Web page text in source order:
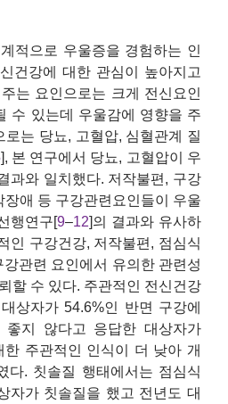
적으로 우울증을 경험하는 인
건강에 대한 관심이 높아지고
는 요인으로는 크게 전신요인
수 있는데 우울감에 영향을 주
로는 당뇨, 고혈압, 심혈관계 질
], 본 연구에서 당뇨, 고혈압이 우
과와 일치했다. 저작불편, 구강
애 등 구강관련요인들이 우울
행연구[9–12]의 결과와 유사하
인 구강건강, 저작불편, 점심식
관련 요인에서 유의한 관련성
할 수 있다. 주관적인 전신건강
상자가 54.6%인 반면 구강에
지 않다고 응답한 대상자가
주관적인 인식이 더 낮아 개
다. 칫솔질 행태에서는 점심식
자가 칫솔질을 했고 전년도 대